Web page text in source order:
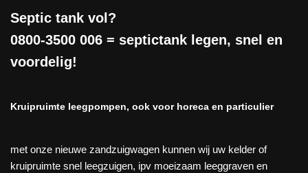
Septic tank vol?
0800-3500 006 = septictank legen, snel en
voordelig!
Kruipruimte leegpompen, ook voor horeca en particulier
met onze nieuwe zandzuigwagen kunnen wij uw kelder of
kruipruimte snel leegzuigen, ipv moeizaam leeggraven en